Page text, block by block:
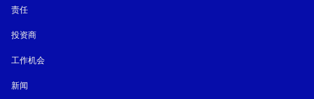
责任
投资商
工作机会
新闻